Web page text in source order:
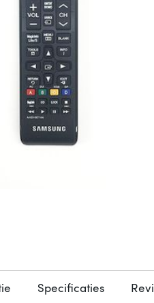
Specificaties